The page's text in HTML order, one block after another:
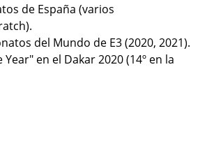
de España (varios
del Mundo de E3 (2020, 2021).
en el Dakar 2020 (14º en la